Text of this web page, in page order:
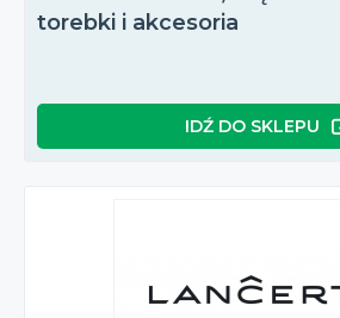
torebki i akcesoria
IDŹ DO SKLEPU